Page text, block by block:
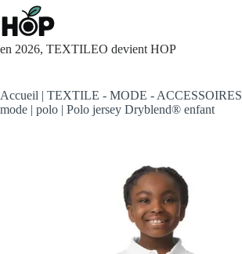
Passer
au
contenu
en 2026, TEXTILEO devient HOP
Accueil | TEXTILE - MODE - ACCESSOIRES
mode | polo | Polo jersey Dryblend® enfant